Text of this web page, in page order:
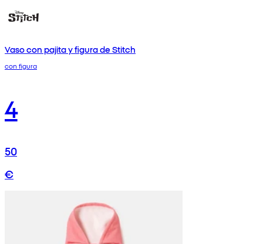
Vaso con pajita y figura de Stitch
con figura
4
50
€